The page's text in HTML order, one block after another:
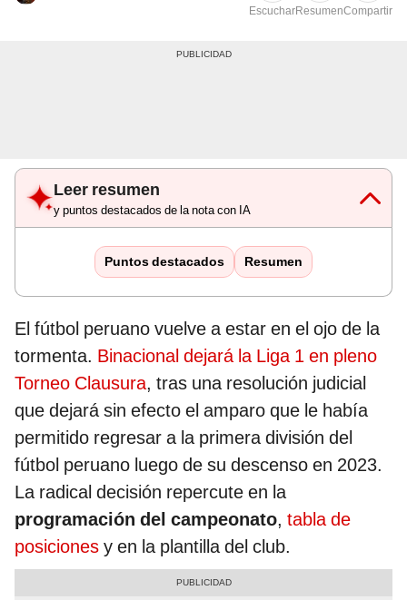
EscucharResumenCompartir
Leer resumen
y puntos destacados de la nota con IA
Puntos destacados Resumen
El fútbol peruano vuelve a estar en el ojo de la
tormenta. Binacional dejará la Liga 1 en pleno
Torneo Clausura, tras una resolución judicial
que dejará sin efecto el amparo que le había
permitido regresar a la primera división del
fútbol peruano luego de su descenso en 2023.
La radical decisión repercute en la
programación del campeonato, tabla de
posiciones y en la plantilla del club.